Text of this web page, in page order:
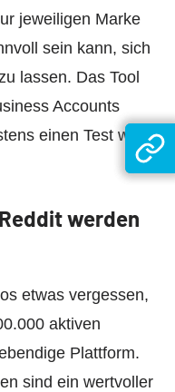
jeweiligen Marke
sein kann, sich
lassen. Das Tool
Accounts
einen Test wert.
werden
etwas vergessen,
aktiven
Plattform.
sind ein wertvoller